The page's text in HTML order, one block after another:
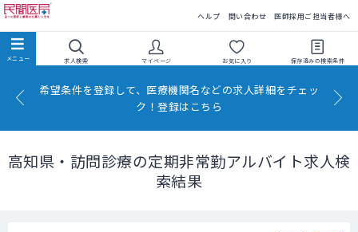
ヘルプ 問い合わせ 医師採用ご担当者様へ
求人検索 マイページ お気に入り 保存済みの検索条件
希望条件を登録して、医療機関名などの求人詳細をチェッ
ク！登録はこちら
高知県・訪問診療の定期非常勤アルバイト求人検
索結果